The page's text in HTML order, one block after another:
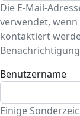
Die E-Mail-
verwendet,
kontaktiert
Benutzername
Einige